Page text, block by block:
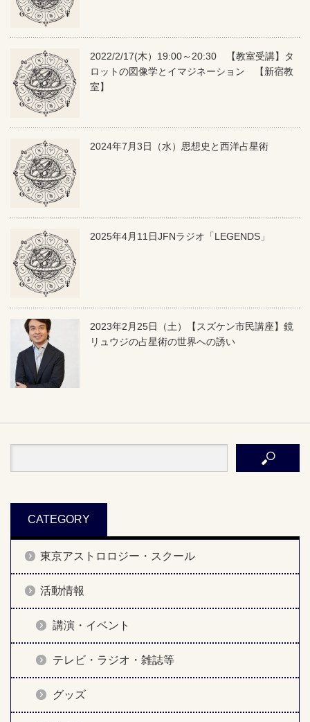
2022/2/17(木）19:00～20:30 【教室受講】タ
ロットの図像学とイマジネーション 【新宿教
室】
2024年7月3日（水）思想史と西洋占星術
2025年4月11日JFNラジオ「LEGENDS」
2023年2月25日（土）【スズケン市民講座】鏡
リュウジの占星術の世界への誘い
CATEGORY
東京アストロロジー・スクール
活動情報
講演・イベント
テレビ・ラジオ・雑誌等
グッズ